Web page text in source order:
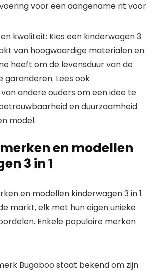
voor een aangename rit voor
kwaliteit: Kies een kinderwagen 3
van hoogwaardige materialen en
heeft om de levensduur van de
garanderen. Lees ook
andere ouders om een idee te
en duurzaamheid
model.
en modellen
3 in 1
en modellen kinderwagen 3 in 1
markt, elk met hun eigen unieke
Enkele populaire merken
Bugaboo staat bekend om zijn